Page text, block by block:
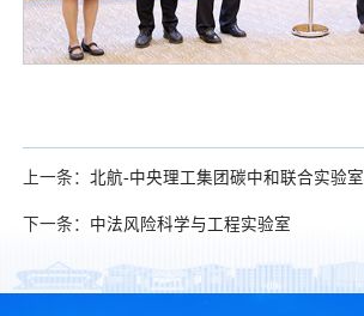
上一条： 北航-中央理工集团碳中和联合实验室
下一条： 中法风险科学与工程实验室